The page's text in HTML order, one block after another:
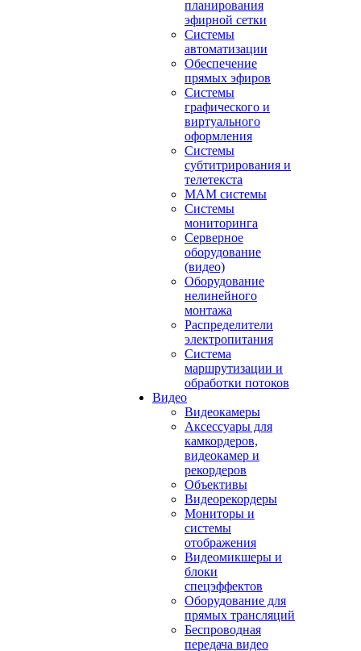
планирования
эфирной сетки
Системы
автоматизации
Обеспечение
прямых эфиров
Системы
графического и
виртуального
оформления
Системы
субтитрирования и
телетекста
MAM системы
Системы
мониторинга
Серверное
оборудование
(видео)
Оборудование
нелинейного
монтажа
Распределители
электропитания
Система
маршрутизации и
обработки потоков
Видео
Видеокамеры
Аксессуары для
камкордеров,
видеокамер и
рекордеров
Объективы
Видеорекордеры
Мониторы и
системы
отображения
Видеомикшеры и
блоки
спецэффектов
Оборудование для
прямых трансляций
Беспроводная
передача видео